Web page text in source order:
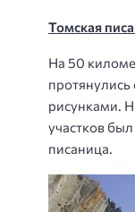
Томская
На 50
рисунками.
участков
писаница.